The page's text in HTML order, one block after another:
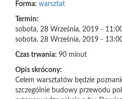
Forma: warsztat
Termin:
sobota, 28 Września, 2019 -
sobota, 28 Września, 2019 -
Czas trwania: 90 minut
Opis skrócony:
Celem warsztatów będzie
szczególnie budowy przewodu